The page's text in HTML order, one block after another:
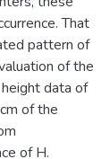
That
pattern of
of the
data of
of the
of H.